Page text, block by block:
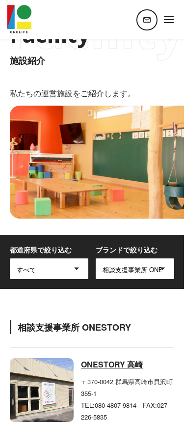
Facility
Facility
施設紹介
私たちの運営施設をご紹介します。
都道府県で絞り込む ブランドで絞り込む
相談支援事業所 ONESTORY
ONESTORY 高崎
〒370-0042 群馬県高崎市貝沢町
355-1
TEL:080-4807-9814 FAX:027-
226-5835